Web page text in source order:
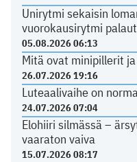
Unirytmi sekaisin
vuorokausirytmi
05.08.2026 06:13
Mitä ovat minipillerit
26.07.2026 19:16
Luteaalivaihe on
24.07.2026 07:04
Elohiiri silmässä –
vaaraton vaiva
15.07.2026 08:17